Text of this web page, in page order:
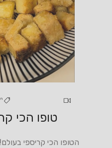
טופו הכי
הטופו הכי קריספי